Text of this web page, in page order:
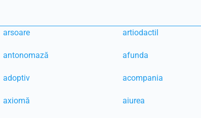
arsoare artiodactil
antonomază afunda
adoptiv acompania
axiomă aiurea